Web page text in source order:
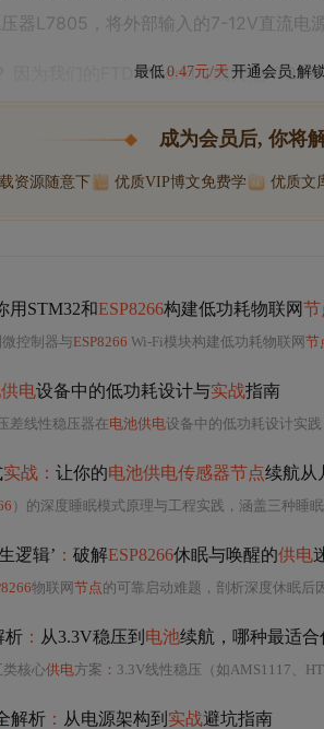
压器L7805，将外部输入的7-12V直流电
因为我们的FTDI Friend（或其他
最低0.47元/天 开通会员,解
成为会员后, 你将
资源随意下 优质VIP博文免费学 优质文
用STM32和ESP8266构建低功耗物联网节
控制器与ESP8266 Wi-Fi模块构建低功耗物联网节
电设备中的低功耗设计与实战指南
差线性稳压器在电池供电设备中的低功耗设计实践，重点涵盖其2µA超低静态电流、16V宽
实战： 让你的电池供电传感器节点续航从
）的深度睡眠模式原理与工程实践，涵盖三种睡眠模式差异、硬件连接要点（如GPIO16唤醒电路）、软件“采集-
逻辑’ ： 破解ESP8266休眠与唤醒的供电
物联网节点的可靠启动难题，剖析深度休眠后因电压抖动、启动电流冲击及电源状态机紊乱导致的‘假死’现象；提出基于迟滞电压检测（如CN302）
析 ： 从3.3V稳压到 电池续航，哪种最适
类核心供电方案 ： 3.3V线性稳压（如AMS1117、
解析 ： 从电源架构到 实战避坑指南